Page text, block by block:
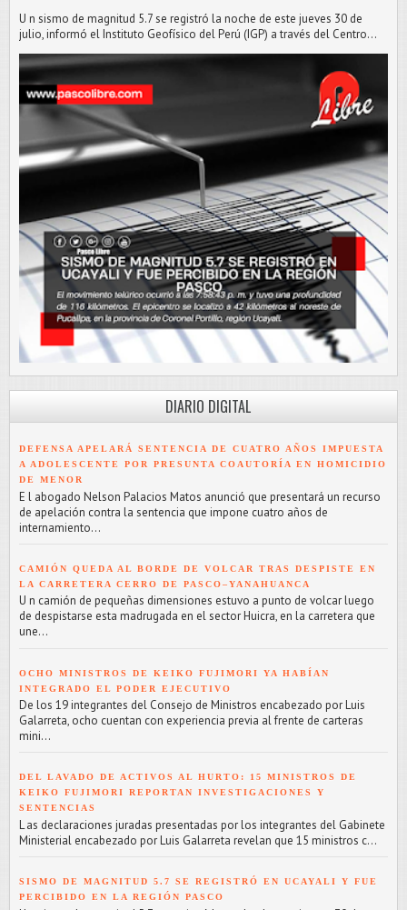
U n sismo de magnitud 5.7 se registró la noche de este jueves 30 de
julio, informó el Instituto Geofísico del Perú (IGP) a través del Centro...
DIARIO DIGITAL
DEFENSA APELARÁ SENTENCIA DE CUATRO AÑOS IMPUESTA
A ADOLESCENTE POR PRESUNTA COAUTORÍA EN HOMICIDIO
DE MENOR
E l abogado Nelson Palacios Matos anunció que presentará un recurso
de apelación contra la sentencia que impone cuatro años de
internamiento...
CAMIÓN QUEDA AL BORDE DE VOLCAR TRAS DESPISTE EN
LA CARRETERA CERRO DE PASCO–YANAHUANCA
U n camión de pequeñas dimensiones estuvo a punto de volcar luego
de despistarse esta madrugada en el sector Huicra, en la carretera que
une...
OCHO MINISTROS DE KEIKO FUJIMORI YA HABÍAN
INTEGRADO EL PODER EJECUTIVO
De los 19 integrantes del Consejo de Ministros encabezado por Luis
Galarreta, ocho cuentan con experiencia previa al frente de carteras
mini...
DEL LAVADO DE ACTIVOS AL HURTO: 15 MINISTROS DE
KEIKO FUJIMORI REPORTAN INVESTIGACIONES Y
SENTENCIAS
L as declaraciones juradas presentadas por los integrantes del Gabinete
Ministerial encabezado por Luis Galarreta revelan que 15 ministros c...
SISMO DE MAGNITUD 5.7 SE REGISTRÓ EN UCAYALI Y FUE
PERCIBIDO EN LA REGIÓN PASCO